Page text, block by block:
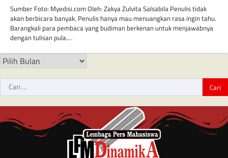
Sumber Foto: Myedisi.com Oleh: Zakya Zulvita Salsabila Penulis tidak
akan berbicara banyak. Penulis hanya mau menuangkan rasa ingin tahu.
Barangkali para pembaca yang budiman berkenan untuk menjawabnya
dengan tulisan pula.…